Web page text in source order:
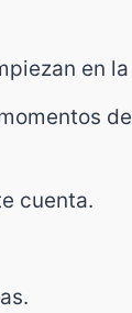
en
de
cuenta.